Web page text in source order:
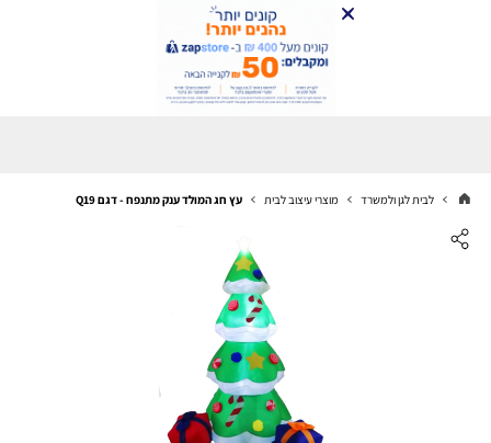
לבית לגן ולמשרד מוצרי עיצוב לבית עץ חג המולד ענק מתנפח - דגם Q19